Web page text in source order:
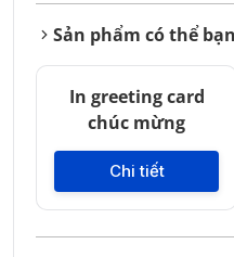
Sản phẩm có thể
In greeting card
chúc mừng
Chi tiết